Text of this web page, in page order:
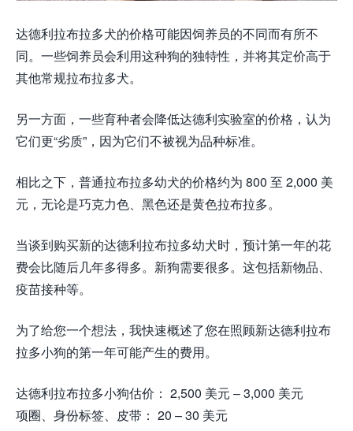
达德利拉布拉多犬的价格可能因饲养员的不同而有所不
同。一些饲养员会利用这种狗的独特性，并将其定价高于
其他常规拉布拉多犬。
另一方面，一些育种者会降低达德利实验室的价格，认为
它们更“劣质”，因为它们不被视为品种标准。
相比之下，普通拉布拉多幼犬的价格约为 800 至 2,000 美
元，无论是巧克力色、黑色还是黄色拉布拉多。
当谈到购买新的达德利拉布拉多幼犬时，预计第一年的花
费会比随后几年多得多。新狗需要很多。这包括新物品、
疫苗接种等。
为了给您一个想法，我快速概述了您在照顾新达德利拉布
拉多小狗的第一年可能产生的费用。
达德利拉布拉多小狗估价： 2,500 美元 – 3,000 美元
项圈、身份标签、皮带： 20 – 30 美元